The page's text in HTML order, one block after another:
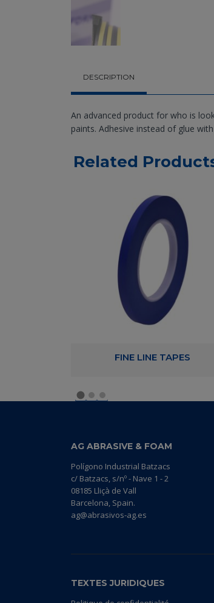
DESCRIPTION
An advanced product for who is
paints. Adhesive instead of glue
Related
FINE LINE TAPES
AG ABRASIVE & FOAM
Polígono Industrial Batzacs
c/ Batzacs, s/nº - Nave 1 - 2
08185 Lliçà de Vall
Barcelona, Spain.
ag@abrasivos-ag.es
TEXTES JURIDIQUES